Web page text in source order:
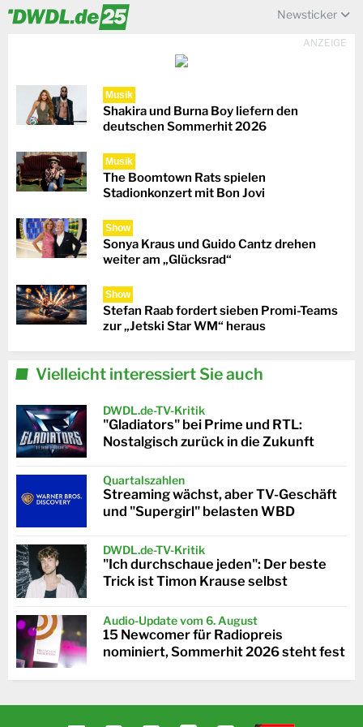
Newsticker
ANZEIGE
Musik
Shakira und Burna Boy liefern den
deutschen Sommerhit 2026
Musik
The Boomtown Rats spielen
Stadionkonzert mit Bon Jovi
Show
Sonya Kraus und Guido Cantz drehen
weiter am „Glücksrad“
Show
Stefan Raab fordert sieben Promi-Teams
zur „Jetski Star WM“ heraus
Vielleicht interessiert Sie auch
DWDL.de-TV-Kritik
"Gladiators" bei Prime und RTL:
Nostalgisch zurück in die Zukunft
Quartalszahlen
Streaming wächst, aber TV-Geschäft
und "Supergirl" belasten WBD
DWDL.de-TV-Kritik
"Ich durchschaue jeden": Der beste
Trick ist Timon Krause selbst
Audio-Update vom 6. August
15 Newcomer für Radiopreis
nominiert, Sommerhit 2026 steht fest